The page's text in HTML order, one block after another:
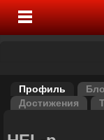
Профиль
Достижения